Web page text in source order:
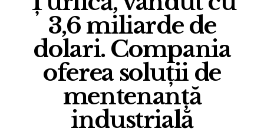
3,6 miliarde de
dolari. Compania
oferea soluții de
mentenanță
industrială